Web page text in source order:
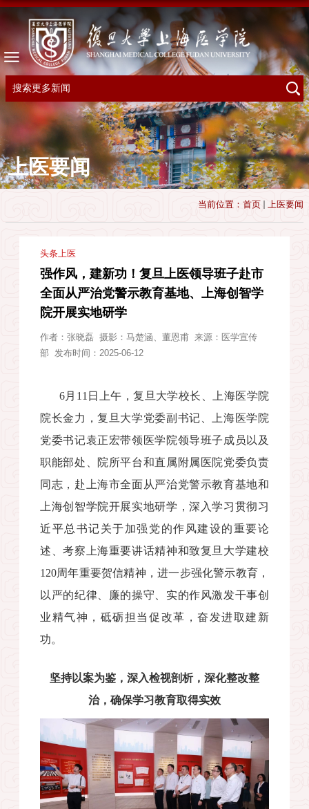
上医要闻
当前位置： 首页 上医要闻
头条上医
强作风，建新功！复旦上医领导班子赴市
全面从严治党警示教育基地、上海创智学
院开展实地研学
作者： 张晓磊 摄影： 马楚涵、董恩甫 来源： 医学宣传
部 发布时间：2025-06-12
6月 11 日上午，复旦大学校长、上海医学院
院长金力，复旦大学党委副书记、上海医学院
党委书记袁正宏带领医学院领导班子成员以及
职能部处、院所平台和直属附属医院党委负责
同志，赴上海市全面从严治党警示教育基地和
上海创智学院开展实地研学，深入学习贯彻习
近平总书记关于加强党的作风建设的重要论
述、考察上海重要讲话精神和致复旦大学建校
120周年重要贺信精神，进一步强化警示教育，
以严的纪律、廉的操守、实的作风激发干事创
业精气神，砥砺担当促改革，奋发进取建新
功。
坚持以案为鉴，深入检视剖析，深化整改整
治，确保学习教育取得实效